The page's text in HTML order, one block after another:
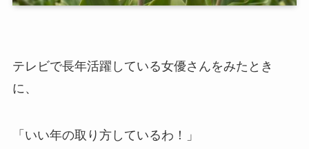
テレビで長年活躍している女優さんをみたとき
に、
「いい年の取り方しているわ！」